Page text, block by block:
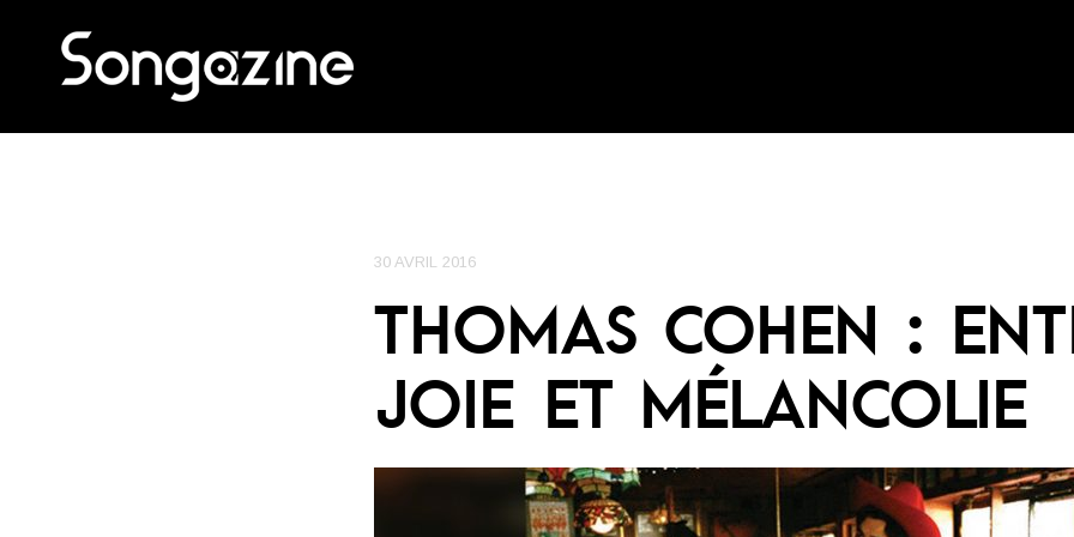
30 AVRIL 2016
THOMAS COHEN :
JOIE ET MÉLANCOLIE